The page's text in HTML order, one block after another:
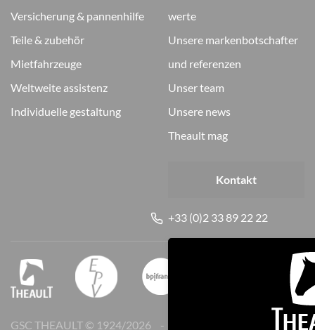
versicherung & pannenhilfe
teile & zubehör
mietfahrzeuge
weltweite assistenz
individuelle gestaltung
werte
unsere markenbotschafter
und referenzen
unser team
unsere news
theault mag
Kontakt
+33 (0)2 33 89 22 22
GSC THEAULT © 1924/2026